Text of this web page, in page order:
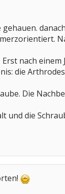
nach einem
die
Die
und die